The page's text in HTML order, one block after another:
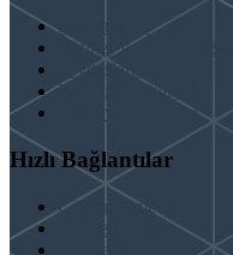
Hakkımızda
Hizmet Verdiğimiz
Paydaşlarımız
İş Birliği Teklifleri
Şartlar ve Koşullar
Hızlı Bağlantılar
Güçlendirme
Hizmetlerimiz